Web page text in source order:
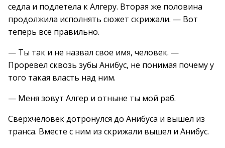
седла и подлетела к Алгеру. Вторая же половина
продолжила исполнять сюжет скрижали. — Вот
теперь все правильно.
— Ты так и не назвал свое имя, человек. —
Проревел сквозь зубы Анибус, не понимая почему у
того такая власть над ним.
— Меня зовут Алгер и отныне ты мой раб.
Сверхчеловек дотронулся до Анибуса и вышел из
транса. Вместе с ним из скрижали вышел и Анибус.